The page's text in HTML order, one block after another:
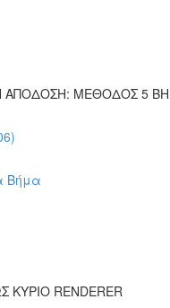
ΑΠΟΔΟΣΗ: ΜΕΘΟΔΟΣ 5
Βήμα
ΚΥΡΙΟ RENDERER